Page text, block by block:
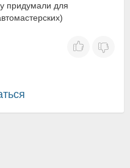
придумали для